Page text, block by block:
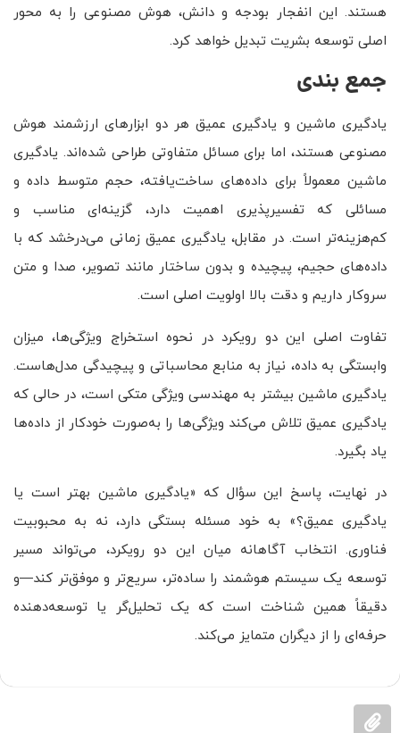
هستند. این انفجار بودجه و دانش، هوش مصنوعی را به محور
اصلی توسعه بشریت تبدیل خواهد کرد.
جمع بندی
یادگیری ماشین و یادگیری عمیق هر دو ابزارهای ارزشمند هوش
مصنوعی هستند، اما برای مسائل متفاوتی طراحی شده‌اند. یادگیری
ماشین معمولاً برای داده‌های ساخت‌یافته، حجم متوسط داده و
مسائلی که تفسیرپذیری اهمیت دارد، گزینه‌ای مناسب و
کم‌هزینه‌تر است. در مقابل، یادگیری عمیق زمانی می‌درخشد که با
داده‌های حجیم، پیچیده و بدون ساختار مانند تصویر، صدا و متن
سروکار داریم و دقت بالا اولویت اصلی است.
تفاوت اصلی این دو رویکرد در نحوه استخراج ویژگی‌ها، میزان
وابستگی به داده، نیاز به منابع محاسباتی و پیچیدگی مدل‌هاست.
یادگیری ماشین بیشتر به مهندسی ویژگی متکی است، در حالی که
یادگیری عمیق تلاش می‌کند ویژگی‌ها را به‌صورت خودکار از داده‌ها
یاد بگیرد.
در نهایت، پاسخ این سؤال که «یادگیری ماشین بهتر است یا
یادگیری عمیق؟» به خود مسئله بستگی دارد، نه به محبوبیت
فناوری. انتخاب آگاهانه میان این دو رویکرد، می‌تواند مسیر
توسعه یک سیستم هوشمند را ساده‌تر، سریع‌تر و موفق‌تر کند—و
دقیقاً همین شناخت است که یک تحلیل‌گر یا توسعه‌دهنده
حرفه‌ای را از دیگران متمایز می‌کند.